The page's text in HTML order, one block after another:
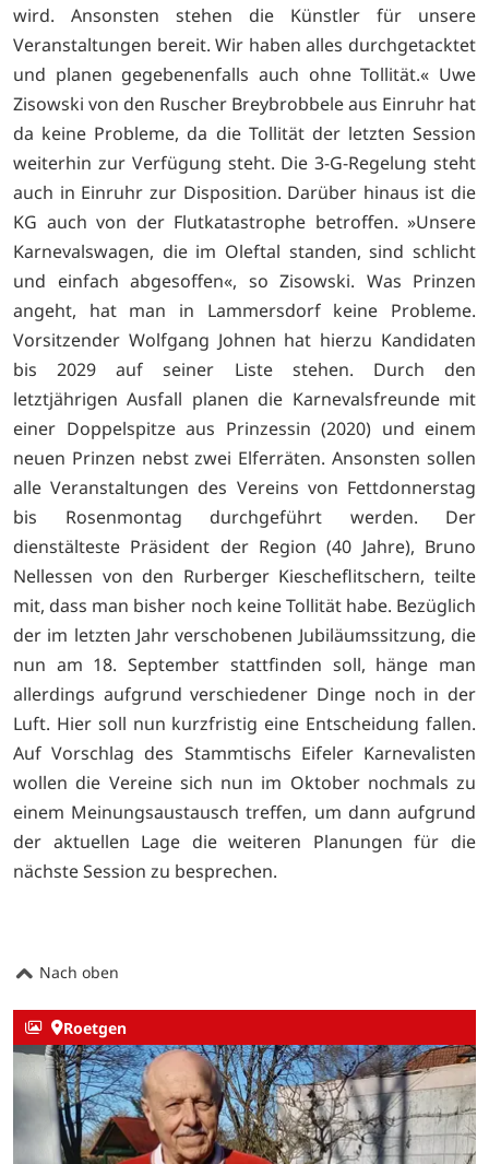
wird. Ansonsten stehen die Künstler für unsere
Veranstaltungen bereit. Wir haben alles durchgetacktet
und planen gegebenenfalls auch ohne Tollität.« Uwe
Zisowski von den Ruscher Breybrobbele aus Einruhr hat
da keine Probleme, da die Tollität der letzten Session
weiterhin zur Verfügung steht. Die 3-G-Regelung steht
auch in Einruhr zur Disposition. Darüber hinaus ist die
KG auch von der Flutkatastrophe betroffen. »Unsere
Karnevalswagen, die im Oleftal standen, sind schlicht
und einfach abgesoffen«, so Zisowski. Was Prinzen
angeht, hat man in Lammersdorf keine Probleme.
Vorsitzender Wolfgang Johnen hat hierzu Kandidaten
bis 2029 auf seiner Liste stehen. Durch den
letztjährigen Ausfall planen die Karnevalsfreunde mit
einer Doppelspitze aus Prinzessin (2020) und einem
neuen Prinzen nebst zwei Elferräten. Ansonsten sollen
alle Veranstaltungen des Vereins von Fettdonnerstag
bis Rosenmontag durchgeführt werden. Der
dienstälteste Präsident der Region (40 Jahre), Bruno
Nellessen von den Rurberger Kiescheflitschern, teilte
mit, dass man bisher noch keine Tollität habe. Bezüglich
der im letzten Jahr verschobenen Jubiläumssitzung, die
nun am 18. September stattfinden soll, hänge man
allerdings aufgrund verschiedener Dinge noch in der
Luft. Hier soll nun kurzfristig eine Entscheidung fallen.
Auf Vorschlag des Stammtischs Eifeler Karnevalisten
wollen die Vereine sich nun im Oktober nochmals zu
einem Meinungsaustausch treffen, um dann aufgrund
der aktuellen Lage die weiteren Planungen für die
nächste Session zu besprechen.
Nach oben
Roetgen